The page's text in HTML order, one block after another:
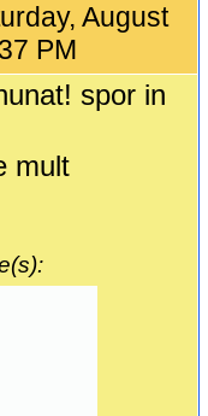
August
PM
spor in
mult